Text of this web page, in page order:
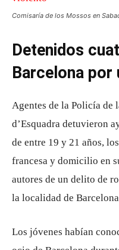
Comisaría de los Mossos en
Detenidos
Barcelona
Agentes de la Policía de
d’Esquadra detuvieron
de entre 19 y 21 años,
francesa y domicilio en
autores de un delito de
la localidad de
Los jóvenes habían